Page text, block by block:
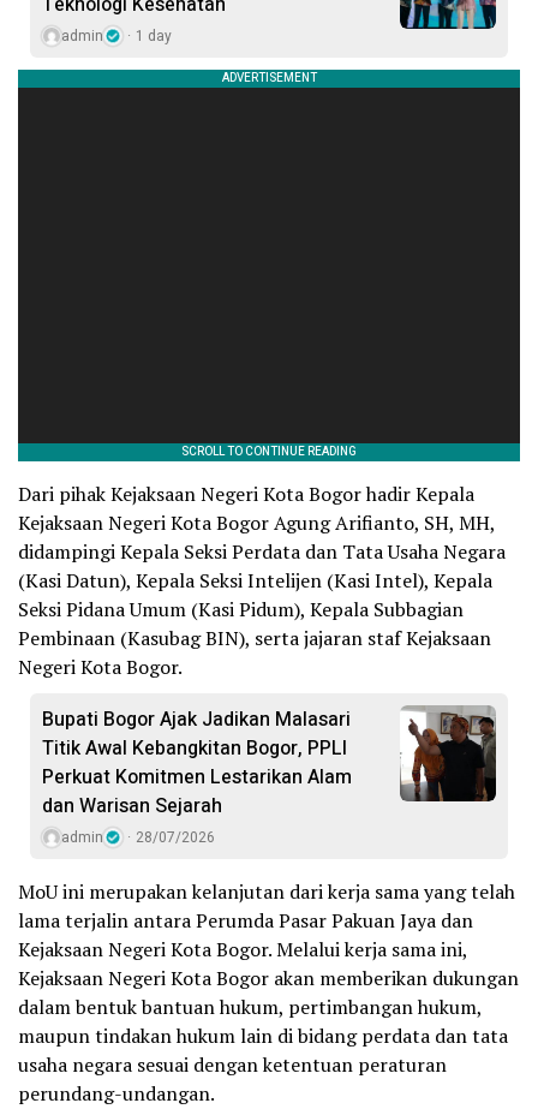
admin 1 day
Dari pihak Kejaksaan Negeri Kota Bogor hadir Kepala
Kejaksaan Negeri Kota Bogor Agung Arifianto, SH, MH,
didampingi Kepala Seksi Perdata dan Tata Usaha Negara
(Kasi Datun), Kepala Seksi Intelijen (Kasi Intel), Kepala
Seksi Pidana Umum (Kasi Pidum), Kepala Subbagian
Pembinaan (Kasubag BIN), serta jajaran staf Kejaksaan
Negeri Kota Bogor.
Bupati Bogor Ajak Jadikan Malasari
Titik Awal Kebangkitan Bogor, PPLI
Perkuat Komitmen Lestarikan Alam
dan Warisan Sejarah
admin 28/07/2026
MoU ini merupakan kelanjutan dari kerja sama yang telah
lama terjalin antara Perumda Pasar Pakuan Jaya dan
Kejaksaan Negeri Kota Bogor. Melalui kerja sama ini,
Kejaksaan Negeri Kota Bogor akan memberikan dukungan
dalam bentuk bantuan hukum, pertimbangan hukum,
maupun tindakan hukum lain di bidang perdata dan tata
usaha negara sesuai dengan ketentuan peraturan
perundang-undangan.